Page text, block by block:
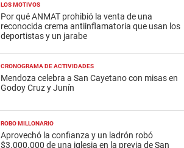
LOS MOTIVOS
Por qué ANMAT prohibió la venta de una
reconocida crema antiinflamatoria que usan los
deportistas y un jarabe
CRONOGRAMA DE ACTIVIDADES
Mendoza celebra a San Cayetano con misas en
Godoy Cruz y Junín
ROBO MILLONARIO
Aprovechó la confianza y un ladrón robó
$3.000.000 de una iglesia en la previa de San